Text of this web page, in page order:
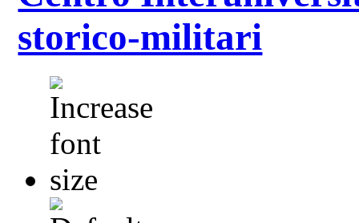
storico-militari